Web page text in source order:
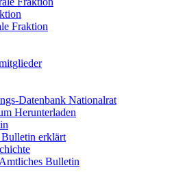
Fraktion
Datenbank Nationalrat
Herunterladen
erklärt
Bulletin